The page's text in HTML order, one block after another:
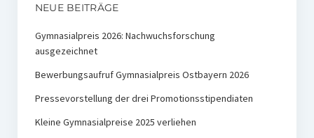
NEUE BEITRÄGE
Gymnasialpreis 2026: Nachwuchsforschung
ausgezeichnet
Bewerbungsaufruf Gymnasialpreis Ostbayern 2026
Pressevorstellung der drei Promotionsstipendiaten
Kleine Gymnasialpreise 2025 verliehen